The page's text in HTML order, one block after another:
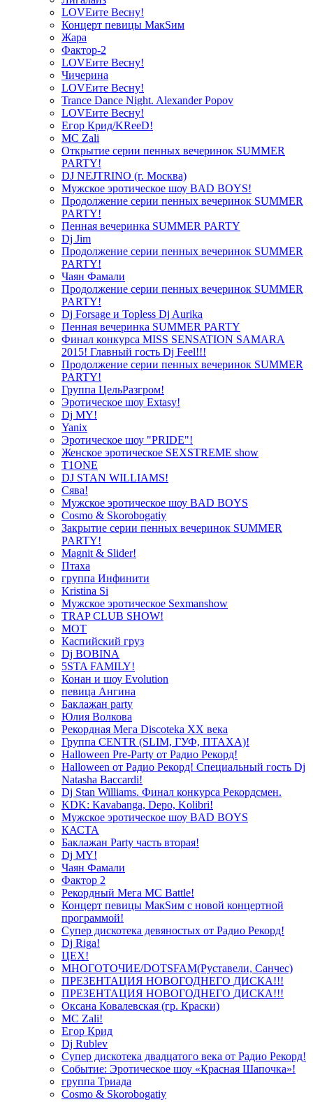
LOVEите Весну!
Концерт певицы МакSим
Жара
Фактор-2
LOVEите Весну!
Чичерина
LOVEите Весну!
Trance Dance Night. Alexander Popov
LOVEите Весну!
Егор Крид/KReeD!
MC Zali
Открытие серии пенных вечеринок SUMMER
PARTY!
DJ NEJTRINO (г. Москва)
Мужское эротическое шоу BAD BOYS!
Продолжение серии пенных вечеринок SUMMER
PARTY!
Пенная вечеринка SUMMER PARTY
Dj Jim
Продолжение серии пенных вечеринок SUMMER
PARTY!
Чаян Фамали
Продолжение серии пенных вечеринок SUMMER
PARTY!
Dj Forsage и Topless Dj Aurika
Пенная вечеринка SUMMER PARTY
Финал конкурса MISS SENSATION SAMARA
2015! Главный гость Dj Feel!!!
Продолжение серии пенных вечеринок SUMMER
PARTY!
Группа ЦельРазгром!
Эротическое шоу Extasy!
Dj MY!
Yanix
Эротическое шоу "PRIDE"!
Женское эротическое SEXSTREME show
T1ONE
DJ STAN WILLIAMS!
Сява!
Мужское эротическое шоу BAD BOYS
Cosmo & Skorobogatiy
Закрытие серии пенных вечеринок SUMMER
PARTY!
Magnit & Slider!
Птаха
группа Инфинити
Kristina Si
Мужское эротическое Sexmanshow
TRAP CLUB SHOW!
МОТ
Каспийский груз
Dj BOBINA
5STA FAMILY!
Конан и шоу Evolution
певица Ангина
Баклажан party
Юлия Волкова
Рекордная Мега Discoteka XX века
Группа CENTR (SLIM, ГУФ, ПТАХА)!
Halloween Pre-Party от Радио Рекорд!
Halloween от Радио Рекорд! Специальный гость Dj
Natasha Baccardi!
Dj Stan Williams. Финал конкурса Рекордсмен.
KDK: Kavabanga, Depo, Kolibri!
Мужское эротическое шоу BAD BOYS
КАСТА
Баклажан Party часть вторая!
Dj MY!
Чаян Фамали
Фактор 2
Рекордный Мега МС Battle!
Концерт певицы МакSим с новой концертной
программой!
Супер дискотека девяностых от Радио Рекорд!
Dj Riga!
ЦЕХ!
МНОГОТОЧИЕ/DOTSFAM(Руставели, Санчес)
ПРЕЗЕНТАЦИЯ НОВОГОДНЕГО ДИСКА!!!
ПРЕЗЕНТАЦИЯ НОВОГОДНЕГО ДИСКА!!!
Оксана Ковалевская (гр. Краски)
MC Zali!
Егор Крид
Dj Rublev
Супер дискотека двадцатого века от Радио Рекорд!
Событие: Эротическое шоу «Красная Шапочка»!
группа Триада
Cosmo & Skorobogatiy